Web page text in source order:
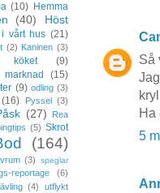
Så
Ha
5
(10) Hemma
(40)
Höst
vårt hus (21)
(2) Kaninen (3)
köket (9)
marknad (15)
(9) odling (3)
(16) Pyssel (3)
(27)
Rea
(5) Skrot
(164)
(3)
speglar
reportage (6)
(4)
utflykt